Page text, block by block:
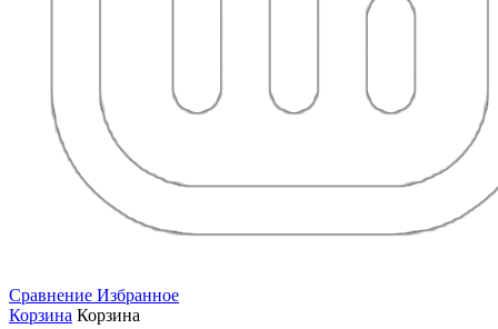
Сравнение Избранное
Корзина Корзина